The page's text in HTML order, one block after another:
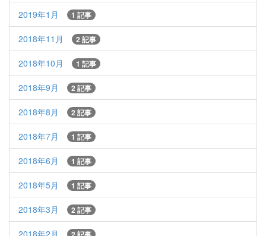
2019年1月 1 記事
2018年11月 2 記事
2018年10月 1 記事
2018年9月 2 記事
2018年8月 2 記事
2018年7月 1 記事
2018年6月 1 記事
2018年5月 1 記事
2018年3月 2 記事
2018年2月